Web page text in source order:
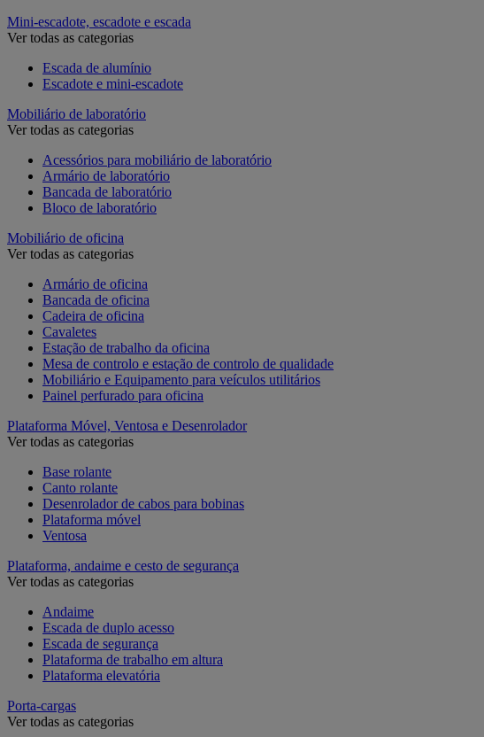
Mini-escadote, escadote e escada
Ver todas as categorias
Escada de alumínio
Escadote e mini-escadote
Mobiliário de laboratório
Ver todas as categorias
Acessórios para mobiliário de laboratório
Armário de laboratório
Bancada de laboratório
Bloco de laboratório
Mobiliário de oficina
Ver todas as categorias
Armário de oficina
Bancada de oficina
Cadeira de oficina
Cavaletes
Estação de trabalho da oficina
Mesa de controlo e estação de controlo de qualidade
Mobiliário e Equipamento para veículos utilitários
Painel perfurado para oficina
Plataforma Móvel, Ventosa e Desenrolador
Ver todas as categorias
Base rolante
Canto rolante
Desenrolador de cabos para bobinas
Plataforma móvel
Ventosa
Plataforma, andaime e cesto de segurança
Ver todas as categorias
Andaime
Escada de duplo acesso
Escada de segurança
Plataforma de trabalho em altura
Plataforma elevatória
Porta-cargas
Ver todas as categorias